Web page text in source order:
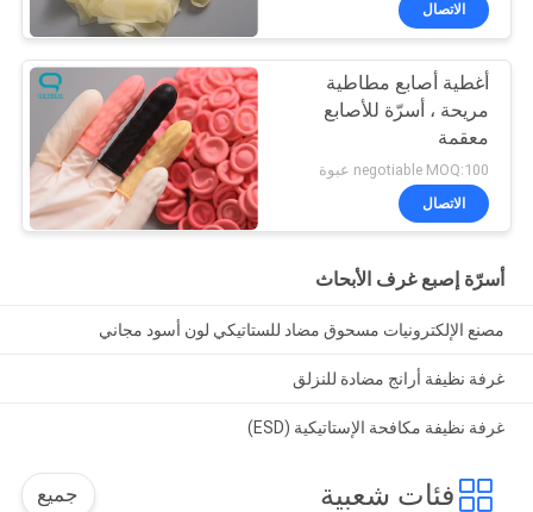
الاتصال
أغطية أصابع مطاطية
مريحة ، أسرّة للأصابع
معقمة
negotiable MOQ:100 عبوة
الاتصال
أسرّة إصبع غرف الأبحاث
مصنع الإلكترونيات مسحوق مضاد للستاتيكي لون أسود مجاني
غرفة نظيفة أرانج مضادة للنزلق
غرفة نظيفة مكافحة الإستاتيكية (ESD)
فئات شعبية جميع